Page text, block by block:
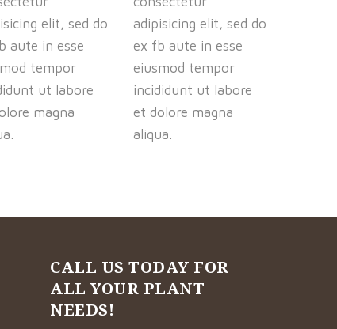
elit, sed do
aute in esse
tempor
ut labore
magna
adipisicing elit, sed do
ex fb aute in esse
eiusmod tempor
incididunt ut labore
et dolore magna
aliqua.
CALL US TODAY FOR
ALL YOUR PLANT
NEEDS!